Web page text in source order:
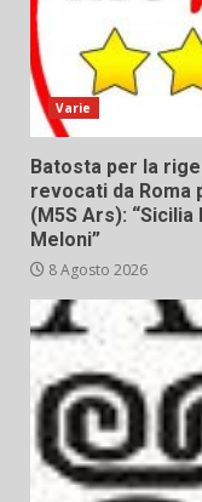
Varie
Batosta per la
revocati da Roma
(M5S Ars):
Meloni”
8 Agosto 2026